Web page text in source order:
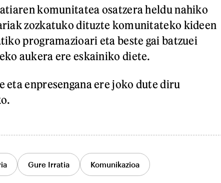
komunitatea osatzera heldu nahiko
zozkatuko dituzte komunitateko kideen
programazioari eta beste gai batzuei
aukera ere eskainiko diete.
eta enpresengana ere joko dute diru
Gure Irratia Komunikazioa